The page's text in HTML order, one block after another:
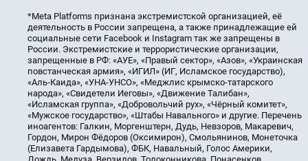
*Meta Platforms признана экстремистской организацией, её
деятельность в России запрещена, а также принадлежащие ей
социальные сети Facebook и Instagram так же запрещены в
России. Экстремистские и террористические организации,
запрещенные в РФ: «АУЕ», «Правый сектор», «Азов», «Украинская
повстанческая армия», «ИГИЛ» (ИГ, Исламское государство),
«Аль-Каида», «УНА-УНСО», «Меджлис крымско-татарского
народа», «Свидетели Иеговы», «Движение Талибан»,
«Исламская группа», «Добровольчий рух», «Чёрный комитет»,
«Мужское государство», «Штабы Навального» и другие. Перечень
иноагентов: Галкин, Моргенштерн, Дудь, Невзоров, Макаревич,
Гордон, Мирон Фёдоров (Оксимирон), Смольянинов, Монеточка
(Елизавета Гардымова), ФБК, Навальный, Голос Америки,